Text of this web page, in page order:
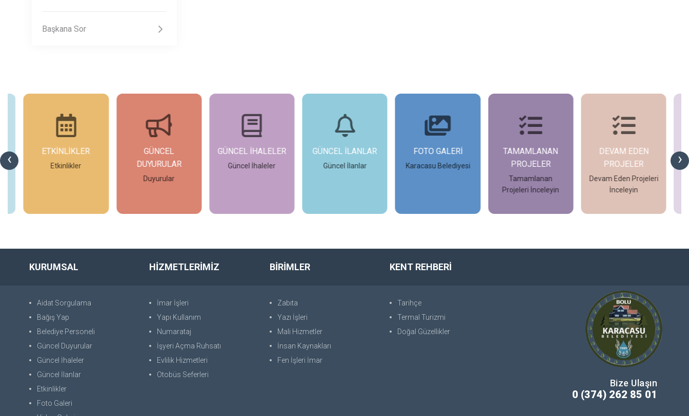
Başkana Sor
‹ ›
ETKİNLİKLER
Etkinlikler
GÜNCEL
DUYURULAR
Duyurular
GÜNCEL İHALELER
Güncel İhaleler
GÜNCEL İLANLAR
Güncel İlanlar
FOTO GALERİ
Karacasu Belediyesi
TAMAMLANAN
PROJELER
Tamamlanan
Projeleri İnceleyin
DEVAM EDEN
PROJELER
Devam Eden Projeleri
İnceleyin
İncele
KURUMSAL
Aidat Sorgulama
Bağış Yap
Belediye Personeli
Güncel Duyurular
Güncel İhaleler
Güncel İlanlar
Etkinlikler
Foto Galeri
HİZMETLERİMİZ
İmar İşleri
Yapı Kullanım
Numarataj
İşyeri Açma Ruhsatı
Evlilik Hizmetleri
Otobüs Seferleri
BİRİMLER
Zabıta
Yazı İşleri
Mali Hizmetler
İnsan Kaynakları
Fen İşleri İmar
KENT REHBERİ
Tarihçe
Termal Turizmi
Doğal Güzellikler
Bize Ulaşın
0 (374) 262 85 01